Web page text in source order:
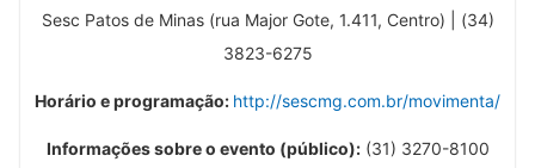
Sesc Patos de Minas (rua Major Gote, 1.411, Centro) | (34)
3823-6275
Horário e programação: http://sescmg.com.br/movimenta/
Informações sobre o evento (público):(31) 3270-8100